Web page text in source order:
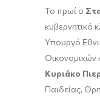
Το πρωί ο
κυβερνητικό
Υπουργό
Οικονομικών
Κυριάκο
Παιδείας,